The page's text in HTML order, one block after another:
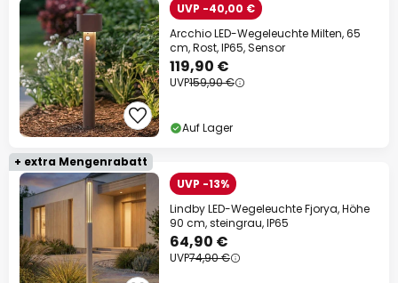
UVP -40,00 €
Arcchio LED-Wegeleuchte Milten, 65
cm, Rost, IP65, Sensor
119,90 €
UVP159,90 €
Auf Lager
+ extra Mengenrabatt
UVP -13%
Lindby LED-Wegeleuchte Fjorya, Höhe
90 cm, steingrau, IP65
64,90 €
UVP74,90 €